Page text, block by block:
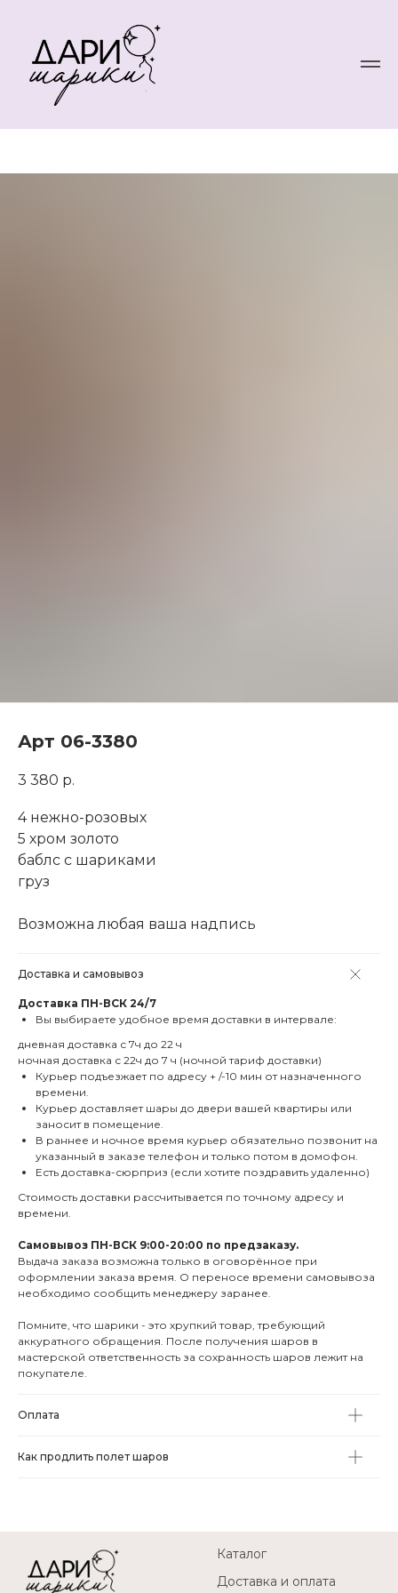
Арт 06-3380
3 380 р.
4 нежно-розовых
5 хром золото
баблс с шариками
груз
Возможна любая ваша надпись
Доставка и самовывоз
Доставка ПН-ВСК 24/7
Вы выбираете удобное время доставки в интервале:
дневная доставка с 7ч до 22 ч
ночная доставка с 22ч до 7 ч (ночной тариф доставки)
Курьер подъезжает по адресу + /-10 мин от назначенного
времени.
Курьер доставляет шары до двери вашей квартиры или
заносит в помещение.
В раннее и ночное время курьер обязательно позвонит на
указанный в заказе телефон и только потом в домофон.
Есть доставка-сюрприз (если хотите поздравить удаленно)
Стоимость доставки рассчитывается по точному адресу и
времени.
Самовывоз ПН-ВСК 9:00-20:00 по предзаказу.
Выдача заказа возможна только в оговорённое при
оформлении заказа время. О переносе времени самовывоза
необходимо сообщить менеджеру заранее.
Помните, что шарики - это хрупкий товар, требующий
аккуратного обращения. После получения шаров в
мастерской ответственность за сохранность шаров лежит на
покупателе.
Оплата
Как продлить полет шаров
Каталог
Доставка и оплата